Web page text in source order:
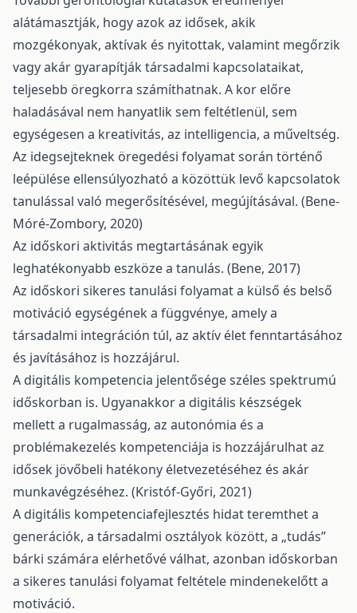
alátámasztják, hogy azok az idősek, akik
mozgékonyak, aktívak és nyitottak, valamint megőrzik
vagy akár gyarapítják társadalmi kapcsolataikat,
teljesebb öregkorra számíthatnak. A kor előre
haladásával nem hanyatlik sem feltétlenül, sem
egységesen a kreativitás, az intelligencia, a műveltség.
Az idegsejteknek öregedési folyamat során történő
leépülése ellensúlyozható a közöttük levő kapcsolatok
tanulással való megerősítésével, megújításával. (Bene-
Móré-Zombory, 2020)
Az időskori aktivitás megtartásának egyik
leghatékonyabb eszköze a tanulás. (Bene, 2017)
Az időskori sikeres tanulási folyamat a külső és belső
motiváció egységének a függvénye, amely a
társadalmi integráción túl, az aktív élet fenntartásához
és javításához is hozzájárul.
A digitális kompetencia jelentősége széles spektrumú
időskorban is. Ugyanakkor a digitális készségek
mellett a rugalmasság, az autonómia és a
problémakezelés kompetenciája is hozzájárulhat az
idősek jövőbeli hatékony életvezetéséhez és akár
munkavégzéséhez. (Kristóf-Győri, 2021)
A digitális kompetenciafejlesztés hidat teremthet a
generációk, a társadalmi osztályok között, a „tudás”
bárki számára elérhetővé válhat, azonban időskorban
a sikeres tanulási folyamat feltétele mindenekelőtt a
motiváció.